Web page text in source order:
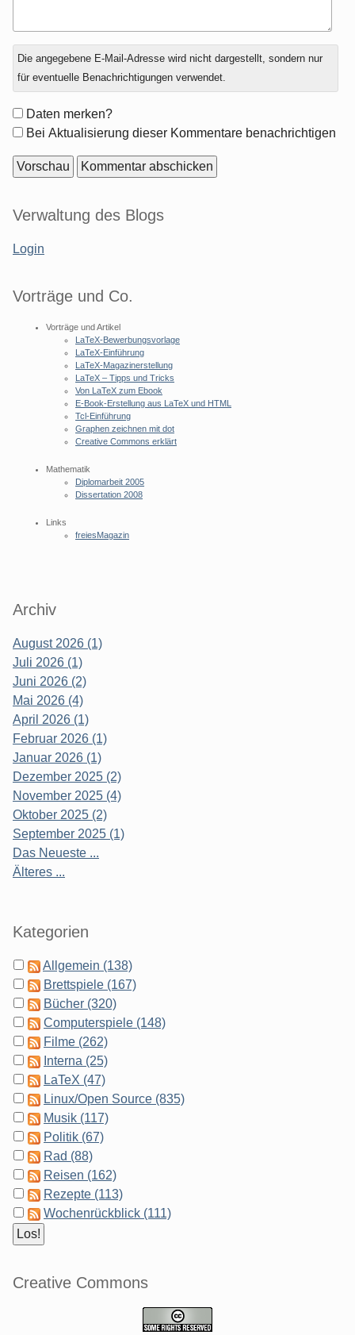
Antwort
zu
Die angegebene E-Mail-Adresse wird nicht dargestellt, sondern nur
für eventuelle Benachrichtigungen verwendet.
Formular-
Optionen
Daten merken?
Bei Aktualisierung dieser Kommentare benachrichtigen
Seitenleiste
Verwaltung des Blogs
Login
Vorträge und Co.
Vorträge und Artikel
LaTeX-Bewerbungsvorlage
LaTeX-Einführung
LaTeX-Magazinerstellung
LaTeX – Tipps und Tricks
Von LaTeX zum Ebook
E-Book-Erstellung aus LaTeX und HTML
Tcl-Einführung
Graphen zeichnen mit dot
Creative Commons erklärt
Mathematik
Diplomarbeit 2005
Dissertation 2008
Links
freiesMagazin
Archiv
August 2026 (1)
Juli 2026 (1)
Juni 2026 (2)
Mai 2026 (4)
April 2026 (1)
Februar 2026 (1)
Januar 2026 (1)
Dezember 2025 (2)
November 2025 (4)
Oktober 2025 (2)
September 2025 (1)
Das Neueste ...
Älteres ...
Kategorien
Allgemein (138)
Brettspiele (167)
Bücher (320)
Computerspiele (148)
Filme (262)
Interna (25)
LaTeX (47)
Linux/Open Source (835)
Musik (117)
Politik (67)
Rad (88)
Reisen (162)
Rezepte (113)
Wochenrückblick (111)
Creative Commons